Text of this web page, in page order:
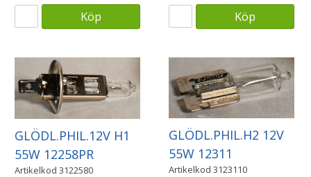
Köp Köp
GLÖDL.PHIL.12V H1
55W 12258PR
Artikelkod 3122580
GLÖDL.PHIL.H2 12V
55W 12311
Artikelkod 3123110